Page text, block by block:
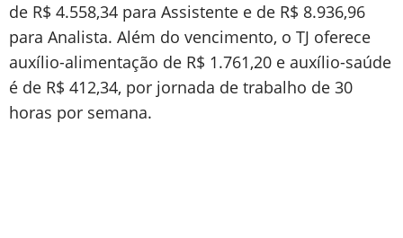
de R$ 4.558,34 para Assistente e de R$ 8.936,96
para Analista. Além do vencimento, o TJ oferece
auxílio-alimentação de R$ 1.761,20 e auxílio-saúde
é de R$ 412,34, por jornada de trabalho de 30
horas por semana.